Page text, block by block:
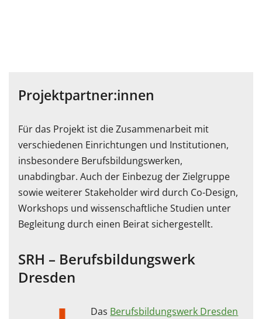
Projektpartner:innen
Für das Projekt ist die Zusammenarbeit mit
verschiedenen Einrichtungen und Institutionen,
insbesondere Berufsbildungswerken,
unabdingbar. Auch der Einbezug der Zielgruppe
sowie weiterer Stakeholder wird durch Co-Design,
Workshops und wissenschaftliche Studien unter
Begleitung durch einen Beirat sichergestellt.
SRH – Berufsbildungswerk
Dresden
Das Berufsbildungswerk Dresden